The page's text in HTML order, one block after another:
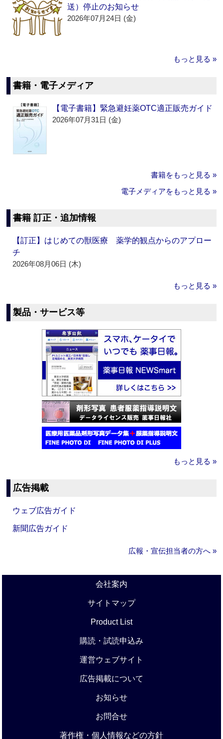
送）停止のお知らせ
2026年07月24日 (金)
もっと見る »
書籍・電子メディア
【電子書籍】緊急避妊薬OTC適正販売ガイド
2026年07月31日 (金)
書籍をもっと見る »
電子メディアをもっと見る »
書籍 訂正・追加情報
【訂正】はじめての獣医療 薬学的観点からのアプロー
チ
2026年08月06日 (木)
もっと見る »
製品・サービス等
もっと見る »
広告掲載
ウェブ広告ガイド
新聞広告ガイド
広報・宣伝担当者の方へ »
会社案内
サイトマップ
Product List
購読・試読申込み
運営ウェブサイト
広告掲載について
お知らせ
お問合せ
著作権・個人情報などの方針